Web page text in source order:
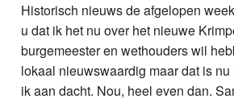
Vacatures
Info
Historisch nieuws de afgelopen
u dat ik het nu over het nieuwe
burgemeester en wethouders wil
lokaal nieuwswaardig maar dat is
ik aan dacht. Nou, heel even dan.